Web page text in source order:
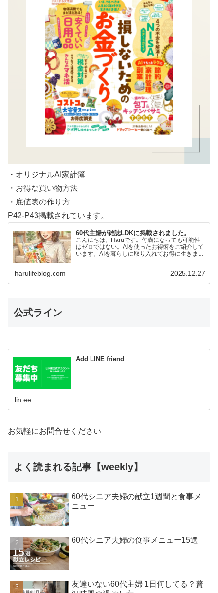
・オリジナルAI家計簿
・お得な買い物方法
・底値表の作り方
P42-P43掲載されています。
60代主婦が雑誌LDKに掲載されました。
こんにちは。Haruです。何歳になっても可能性
はゼロではない。AIを使ったお得術をご紹介して
います。AIを暮らしに取り入れてお得に生きまし
harulifeblog.com 2025.12.27
公式ライン
Add LINE friend
lin.ee
お気軽にお問合せください
よく読まれる記事【weekly】
60代シニア夫婦の献立1週間と食事メ
ニュー
60代シニア夫婦の食事メニュー15選
友達いない60代主婦 1日何してる？贅